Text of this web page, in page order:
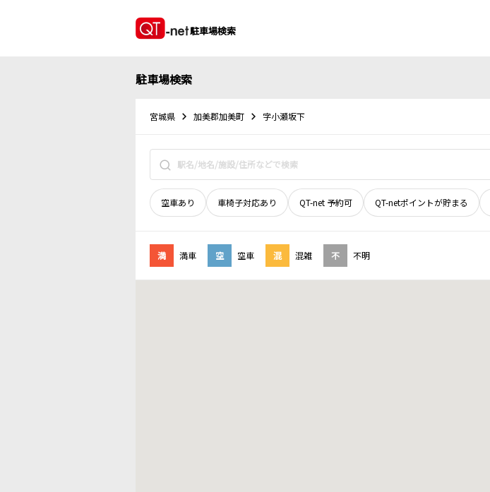
駐車場検索
駐車場検索
宮城県 加美郡加美町 字小瀬坂下
空車あり 車椅子対応あり QT-net 予約可 QT-netポイントが貯まる
満 満車 空 空車 混 混雑 不 不明